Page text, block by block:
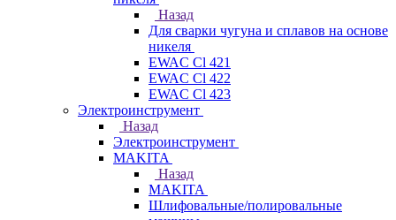
Назад
Для сварки чугуна и сплавов на основе
никеля
EWAC Cl 421
EWAC Cl 422
EWAC Cl 423
Электроинструмент
Назад
Электроинструмент
МAKITA
Назад
МAKITA
Шлифовальные/полировальные